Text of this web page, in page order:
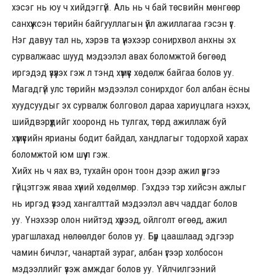
хэсэг нь юу ч хийдэггүй. Аль нь ч бай төсвийн мөнгөөр
санхүүжсэн төрийн байгууллагын үйл ажиллагаа гэсэн үг.
Нэг давуу тал нь, хэрэв та үнэхээр сонирхвол анхны эх
сурвалжаас шууд мэдээлэл авах боломжтой бөгөөд
иргэдэд үзүүлэх гэж л тэнд хүмүүс хөдөлж байгаа болов уу.
Магадгүй улс төрийн мэдээлэл сонирхдог бол албан ёсны
хуудсуудыг эх сурвалж болговол дараа хариуцлага нэхэх,
шийдвэрүүдийг хооронд нь тулгах, төрд ажиллаж буй
хүмүүсийн ярианы бодит байдал, хандлагыг тодорхой харах
боломжтой юм шүү л гэж.
Хийх нь ч яах вэ, тухайн орон тоон дээр ажил үүргээ
гүйцэтгэж яваа хүний хөдөлмөр. Гэхдээ тэр хийсэн ажлыг
нь иргэд үзээд хангалттай мэдээлэл авч чаддаг болов
уу. Үнэхээр олон нийтэд хүрээд, ойлголт өгөөд, ажил
урагшлахад нөлөөлдөг болов уу. Бүр цаашлаад эдгээр
чамин бичлэг, чанартай зураг, албан үгээр холбосон
мэдээллийг үзэж амждаг болов уу. Үйлчилгээний